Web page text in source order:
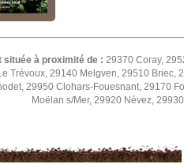
à proximité de : 29370 Coray,
Trévoux, 29140 Melgven, 29510
29950 Clohars-Fouesnant, 29170
Moëlan s/Mer, 29920 Névez,